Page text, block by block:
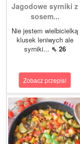
Jagodowe syrniki z
sosem...
Nie jestem wielbicielką
klusek leniwych ale
syrniki... ⇖ 26
Zobacz przepis!